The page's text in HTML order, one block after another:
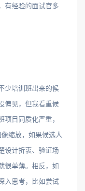
有经验的面试官多
少培训班出来的候
偏见，但我看重候
目同质化严重，
缩放，如果候选人
设计折衷、验证场
很单薄。相反，如
入思考，比如尝试